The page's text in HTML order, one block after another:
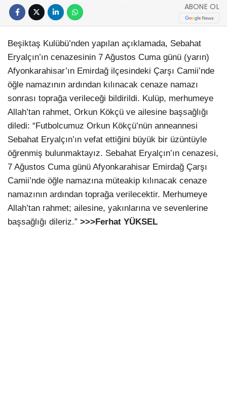
ABONE OL
Beşiktaş Kulübü’nden yapılan açıklamada, Sebahat
Eryalçın’ın cenazesinin 7 Ağustos Cuma günü (yarın)
Afyonkarahisar’ın Emirdağ ilçesindeki Çarşı Camii’nde
öğle namazının ardından kılınacak cenaze namazı
sonrası toprağa verileceği bildirildi. Kulüp, merhumeye
Allah’tan rahmet, Orkun Kökçü ve ailesine başsağlığı
diledi: “Futbolcumuz Orkun Kökçü’nün anneannesi
Sebahat Eryalçın’ın vefat ettiğini büyük bir üzüntüyle
öğrenmiş bulunmaktayız. Sebahat Eryalçın’ın cenazesi,
7 Ağustos Cuma günü Afyonkarahisar Emirdağ Çarşı
Camii’nde öğle namazına müteakip kılınacak cenaze
namazının ardından toprağa verilecektir. Merhumeye
Allah’tan rahmet; ailesine, yakınlarına ve sevenlerine
başsağlığı dileriz.” >>>Ferhat YÜKSEL